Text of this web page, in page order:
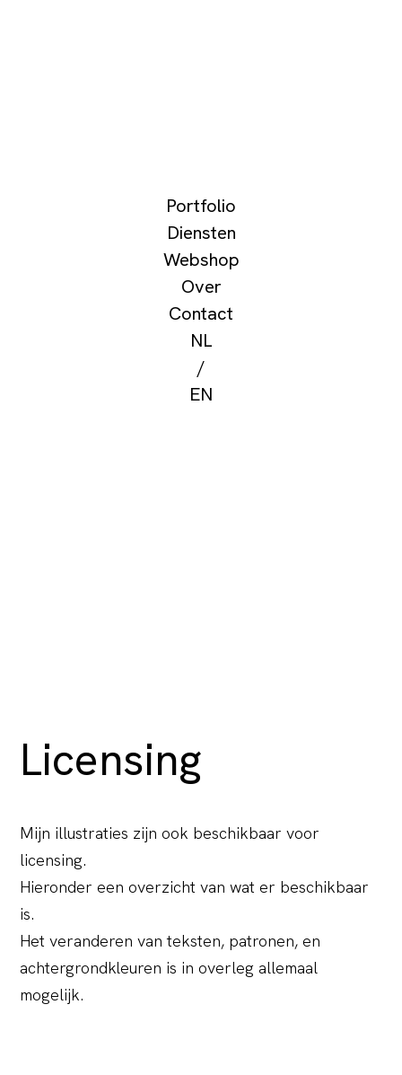
Portfolio
Diensten
Webshop
Over
Contact
NL
/
EN
Licensing
Mijn illustraties zijn ook beschikbaar voor
licensing.
Hieronder een overzicht van wat er beschikbaar
is.
Het veranderen van teksten, patronen, en
achtergrondkleuren is in overleg allemaal
mogelijk.